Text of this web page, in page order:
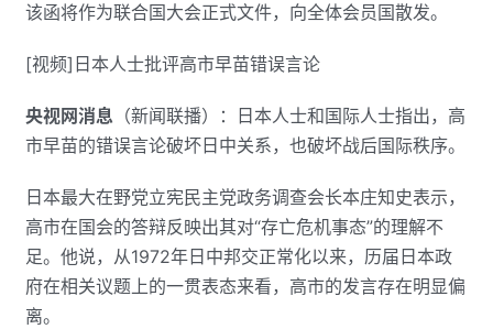
该函将作为联合国大会正式文件，向全体会员国散发。
[视频]日本人士批评高市早苗错误言论
央视网消息 （新闻联播）：日本人士和国际人士指出，高
市早苗的错误言论破坏日中关系，也破坏战后国际秩序。
日本最大在野党立宪民主党政务调查会长本庄知史表示，
高市在国会的答辩反映出其对“存亡危机事态”的理解不
足。他说，从1972年日中邦交正常化以来，历届日本政
府在相关议题上的一贯表态来看，高市的发言存在明显偏
离。